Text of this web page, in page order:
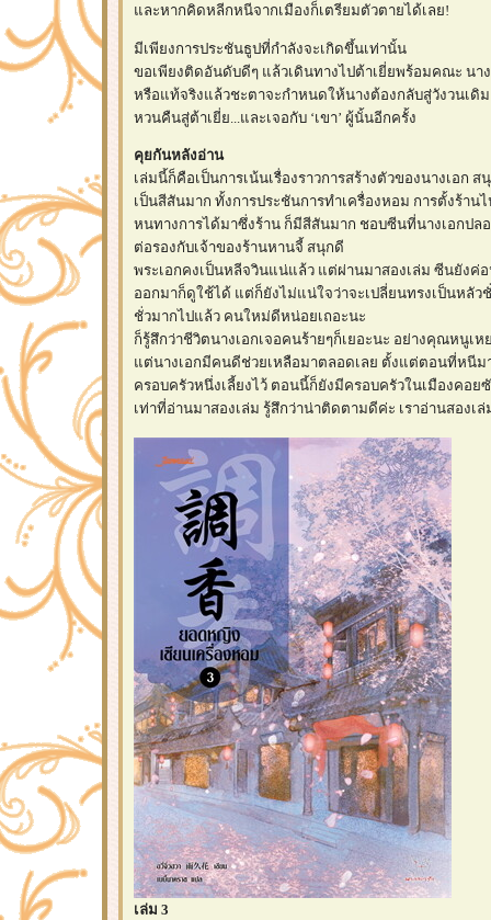
ละหากคิดหลีกหนีจากเมืองก็เตรียมตัวตายได้เลย!
มีเพียงการประชันธูปที่กำลังจะเกิดขึ้นเท่านั้น
ขอเพียงติดอันดับดีๆ แล้วเดินทางไปต้าเยี่ยพร้อมคณะ นา
หรือแท้จริงแล้วชะตาจะกำหนดให้นางต้องกลับสู่วังวนเดิม
หวนคืนสู่ต้าเยี่ย...และเจอกับ ‘เขา’ ผู้นั้นอีกครั้ง
คุยกันหลังอ่าน
เล่มนี้ก็คือเป็นการเน้นเรื่องราวการสร้างตัวของนางเอก ส
เป็นสีสันมาก ทั้งการประชันการทำเครื่องหอม การตั้งร้านไ
หนทางการได้มาซึ่งร้าน ก็มีสีสันมาก ชอบซีนที่นางเอกปล
ต่อรองกับเจ้าของร้านหานจี้ สนุกดี
พระเอกคงเป็นหลีจวินแน่แล้ว แต่ผ่านมาสองเล่ม ซีนยังค่
ออกมาก็ดูใช้ได้ แต่ก็ยังไม่แน่ใจว่าจะเปลี่ยนทรงเป็นหลัว
ชั่วมากไปแล้ว คนใหม่ดีหน่อยเถอะนะ
ก็รู้สึกว่าชีวิตนางเอกเจอคนร้ายๆก็เยอะนะ อย่างคุณหนูเห
ต่นางเอกมีคนดีช่วยเหลือมาตลอดเลย ตั้งแต่ตอนที่หนีม
ครอบครัวหนึ่งเลี้ยงไว้ ตอนนี้ก็ยังมีครอบครัวในเมืองคอย
เท่าที่อ่านมาสองเล่ม รู้สึกว่าน่าติดตามดีค่ะ เราอ่านสอง
เล่ม 3